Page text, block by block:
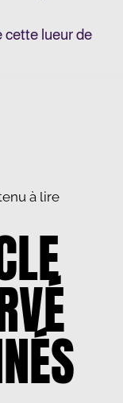
cette lueur de
à lire